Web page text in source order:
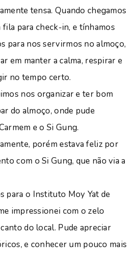
tensa. Quando chegamos
para check-in, e tínhamos
para nos servirmos no almoço,
em manter a calma, respirar e
no tempo certo.
organizar e ter bom
do almoço, onde pude
e o Si Gung.
porém estava feliz por
com o Si Gung, que não via a
o Instituto Moy Yat de
impressionei com o zelo
do local. Pude apreciar
e conhecer um pouco mais